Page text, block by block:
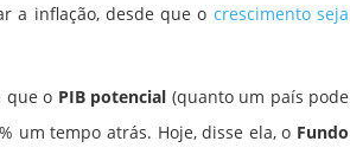
a inflação, desde que o crescimento seja
que o PIB potencial (quanto um país pode
um tempo atrás. Hoje, disse ela, o Fundo